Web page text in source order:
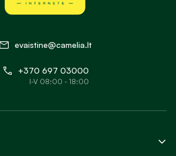
evaistine@camelia.lt
+370 697 03000
I-V 08:00 - 18:00